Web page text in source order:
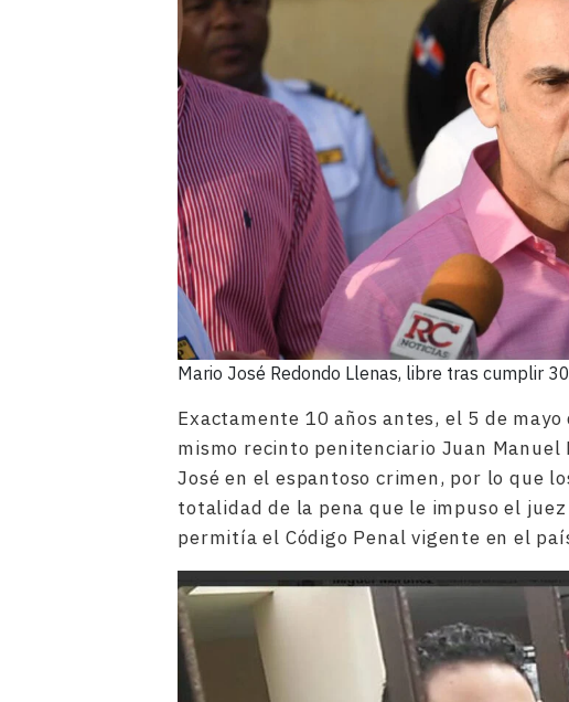
Mario José Redondo Llenas, libre tras cumplir
Exactamente 10 años antes, el 5 de
mismo recinto penitenciario Juan
José en el espantoso crimen, por lo que
totalidad de la pena que le impuso el
permitía el Código Penal vigente en el